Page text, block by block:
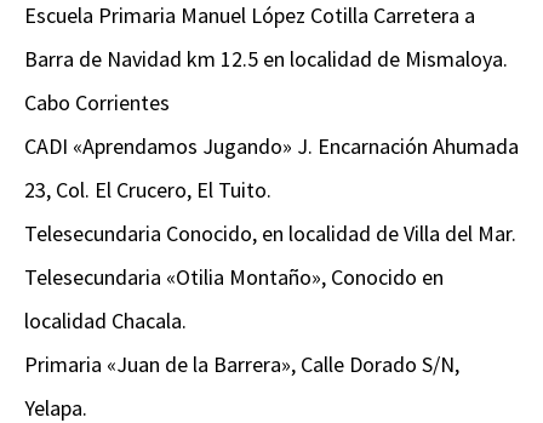
Escuela Primaria Manuel López Cotilla Carretera a
Barra de Navidad km 12.5 en localidad de Mismaloya.
Cabo Corrientes
CADI «Aprendamos Jugando» J. Encarnación Ahumada
23, Col. El Crucero, El Tuito.
Telesecundaria Conocido, en localidad de Villa del Mar.
Telesecundaria «Otilia Montaño», Conocido en
localidad Chacala.
Primaria «Juan de la Barrera», Calle Dorado S/N,
Yelapa.